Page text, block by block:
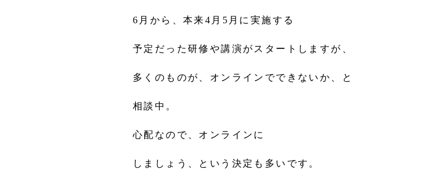
6月から、本来4月5月に実施する
予定だった研修や講演がスタートしますが、
多くのものが、オンラインでできないか、と
相談中。
心配なので、オンラインに
しましょう、という決定も多いです。